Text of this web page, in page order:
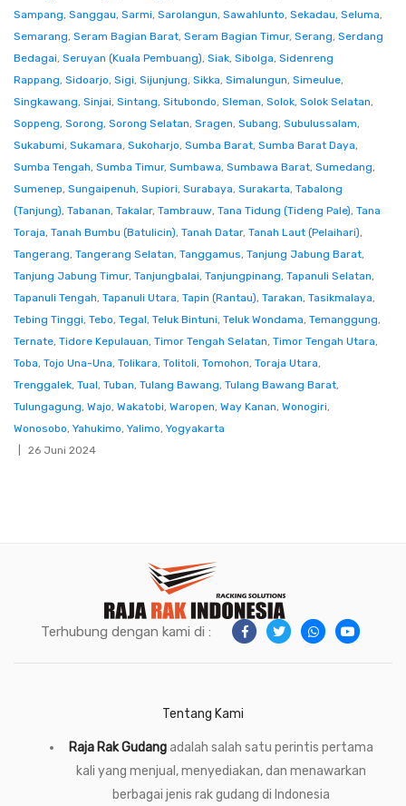
Sampang, Sanggau, Sarmi, Sarolangun, Sawahlunto, Sekadau, Seluma,
Semarang, Seram Bagian Barat, Seram Bagian Timur, Serang, Serdang
Bedagai, Seruyan (Kuala Pembuang), Siak, Sibolga, Sidenreng
Rappang, Sidoarjo, Sigi, Sijunjung, Sikka, Simalungun, Simeulue,
Singkawang, Sinjai, Sintang, Situbondo, Sleman, Solok, Solok Selatan,
Soppeng, Sorong, Sorong Selatan, Sragen, Subang, Subulussalam,
Sukabumi, Sukamara, Sukoharjo, Sumba Barat, Sumba Barat Daya,
Sumba Tengah, Sumba Timur, Sumbawa, Sumbawa Barat, Sumedang,
Sumenep, Sungaipenuh, Supiori, Surabaya, Surakarta, Tabalong
(Tanjung), Tabanan, Takalar, Tambrauw, Tana Tidung (Tideng Pale), Tana
Toraja, Tanah Bumbu (Batulicin), Tanah Datar, Tanah Laut (Pelaihari),
Tangerang, Tangerang Selatan, Tanggamus, Tanjung Jabung Barat,
Tanjung Jabung Timur, Tanjungbalai, Tanjungpinang, Tapanuli Selatan,
Tapanuli Tengah, Tapanuli Utara, Tapin (Rantau), Tarakan, Tasikmalaya,
Tebing Tinggi, Tebo, Tegal, Teluk Bintuni, Teluk Wondama, Temanggung,
Ternate, Tidore Kepulauan, Timor Tengah Selatan, Timor Tengah Utara,
Toba, Tojo Una-Una, Tolikara, Tolitoli, Tomohon, Toraja Utara,
Trenggalek, Tual, Tuban, Tulang Bawang, Tulang Bawang Barat,
Tulungagung, Wajo, Wakatobi, Waropen, Way Kanan, Wonogiri,
Wonosobo, Yahukimo, Yalimo, Yogyakarta
26 Juni 2024
Terhubung dengan kami di :
Tentang Kami
Raja Rak Gudangadalah salah satu perintis pertama
kali yang menjual, menyediakan, dan menawarkan
berbagai jenis rak gudang di Indonesia